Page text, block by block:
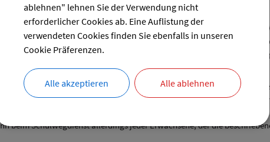
im Schulwegdienst nur eingesetzt werden, wenn sie sich freiwillig zur
12 Jahre z. B. bei Teilhauptschulen I ‑, persönlich für den
der Erziehungsberechtigten vorliegt. Die Benennung von
den Klassenleitern und dem Verkehrslehrer.
als Schulweghelfer oder Schulbusbegleiter ausüben zu können,
Außerdem müssen Sie bei Wind und Wetter draußen stehen und auch
bewahren. Oft sind es Eltern und Verwandte von Schulkindern,
beim Schulwegdienst allerdings jeder Erwachsene, der die
ablehnen" lehnen Sie der Verwendung nicht
erforderlicher Cookies ab. Eine Auflistung der
verwendeten Cookies finden Sie ebenfalls in unseren
Cookie Präferenzen.
Alle akzeptieren Alle ablehnen